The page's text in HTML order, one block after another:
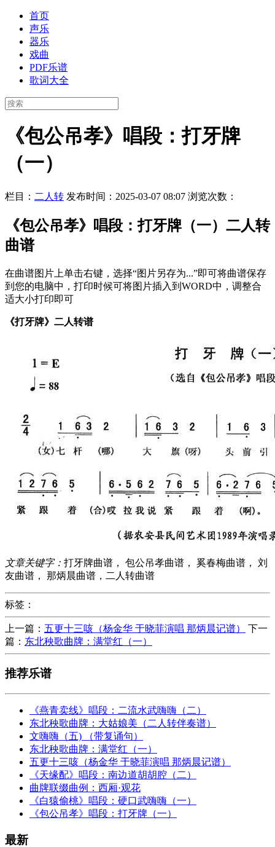
首页
声乐
器乐
戏曲
PDF乐谱
歌词大全
《包公吊孝》唱段：打牙牌
（一）
栏目： 二人转 发布时间：2025-03-07 08:07 浏览次数：
《包公吊孝》唱段：打牙牌（一）二人转
曲谱
在曲谱图片上单击右键，选择“图片另存为...”即可将曲谱保存
到您的电脑中，打印时候可将图片插入到WORD中，调整合
适大小打印即可
《打牙牌》二人转谱
文章关键字： 打牙牌曲谱， 包公吊孝曲谱， 奚春梅曲谱， 刘
友曲谱， 那炳晨曲谱，二人转曲谱
标签：
上一篇： 五更十三咳（杨金华 于晓菲演唱 那炳晨记谱）
下一
篇： 东北秧歌曲牌：满堂红（一）
推荐乐谱
《燕青卖线》唱段：二流水武嗨嗨（二）
东北秧歌曲牌：大姑娘美（二人转伴奏谱）
文嗨嗨（五) （带复诵句）
东北秧歌曲牌：满堂红（一）
五更十三咳（杨金华 于晓菲演唱 那炳晨记谱）
《天缘配》唱段：南边道胡胡腔（二）
曲牌联缀曲例：西厢·观花
《白猿偷桃》唱段：硬口武嗨嗨（一）
《包公吊孝》唱段：打牙牌（一）
最新